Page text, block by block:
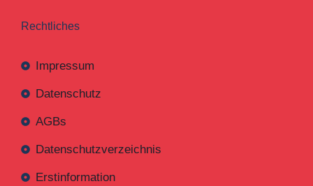
Rechtliches
Impressum
Datenschutz
AGBs
Datenschutzverzeichnis
Erstinformation